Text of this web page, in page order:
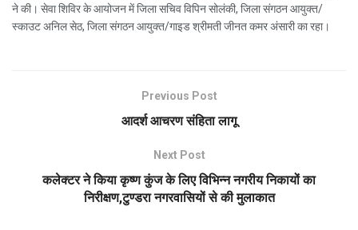
ने की। सेवा शिविर के आयोजन में जिला सचिव विपिन सोलंकी, जिला संगठन आयुक्त/
स्काउट अनिल सेठ, जिला संगठन आयुक्त/गाइड श्रीमती जीनत कमर अंसारी का रहा।
Previous Post
आदर्श आचरण संहिता लागू
Next Post
कलेक्टर ने किया कृष्ण कुंज के लिए विभिन्न नगरीय निकायों का
निरीक्षण,टुण्डरा नगरवासियों से की मुलाकात